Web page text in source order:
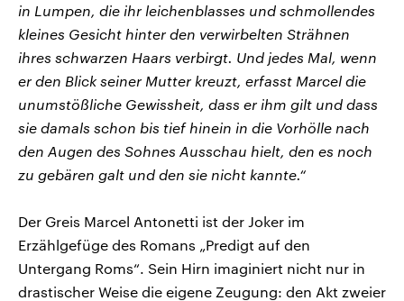
in Lumpen, die ihr leichenblasses und schmollendes
kleines Gesicht hinter den verwirbelten Strähnen
ihres schwarzen Haars verbirgt. Und jedes Mal, wenn
er den Blick seiner Mutter kreuzt, erfasst Marcel die
unumstößliche Gewissheit, dass er ihm gilt und dass
sie damals schon bis tief hinein in die Vorhölle nach
den Augen des Sohnes Ausschau hielt, den es noch
zu gebären galt und den sie nicht kannte.“
Der Greis Marcel Antonetti ist der Joker im
Erzählgefüge des Romans „Predigt auf den
Untergang Roms“. Sein Hirn imaginiert nicht nur in
drastischer Weise die eigene Zeugung: den Akt zweier